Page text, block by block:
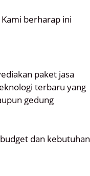
berharap ini
paket jasa
terbaru yang
gedung
dan kebutuhan